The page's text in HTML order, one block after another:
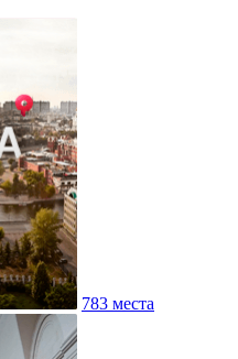
783 места